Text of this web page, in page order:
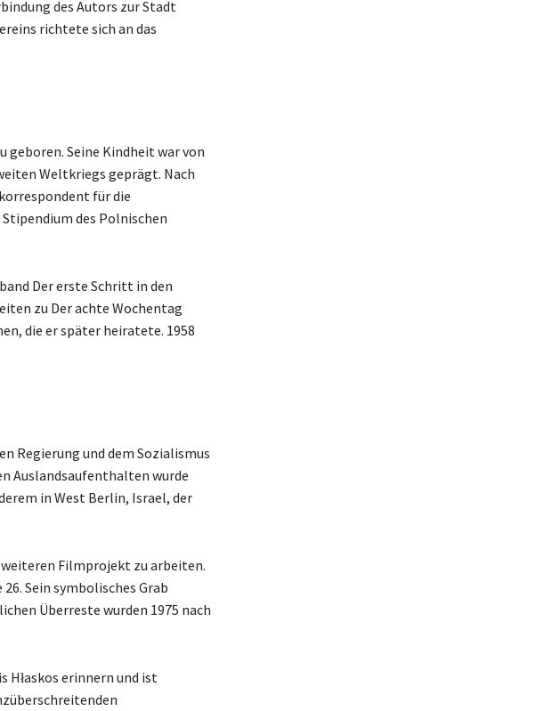
des Autors zur Stadt
richtete sich an das
geboren. Seine Kindheit war von
Weltkriegs geprägt. Nach
für die
des Polnischen
Der erste Schritt in den
zu Der achte Wochentag
die er später heiratete. 1958
Regierung und dem Sozialismus
Auslandsaufenthalten wurde
in West Berlin, Israel, der
weiteren Filmprojekt zu arbeiten.
Sein symbolisches Grab
Überreste wurden 1975 nach
Hłaskos erinnern und ist